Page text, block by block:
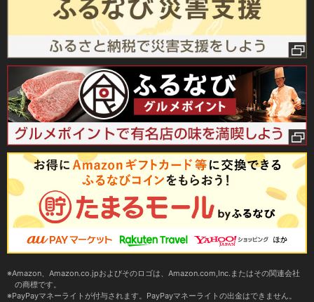
Amazon、Amazon.co.jpおよびそのロゴは、Amazon.com,Inc.またはその関連会社
の商標です。
PayPayマネーライトが付与されます。PayPayマネーライトの出金はできません。